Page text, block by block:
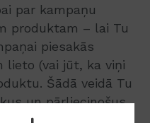
par kampaņu
produktam – lai Tu
piesakās
lieto (vai jūt, ka viņi
Šādā veidā Tu
un pārliecinošus
arguments par